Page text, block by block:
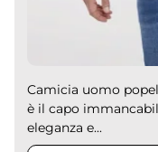
Camicia uomo
è il capo
eleganza e...